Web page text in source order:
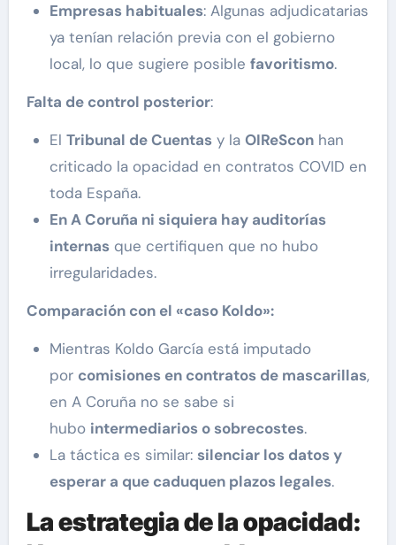
Empresas habituales: Algunas adjudicatarias
ya tenían relación previa con el gobierno
local, lo que sugiere posible favoritismo.
Falta de control posterior:
El Tribunal de Cuentasy la OIReSconhan
criticado la opacidad en contratos COVID en
toda España.
En A Coruña ni siquiera hay auditorías
internasque certifiquen que no hubo
irregularidades.
Comparación con el «caso Koldo»:
Mientras Koldo García está imputado
por comisiones en contratos de mascarillas,
en A Coruña no se sabe si
hubo intermediarios o sobrecostes.
La táctica es similar: silenciar los datos y
esperar a que caduquen plazos legales.
La estrategia de la opacidad: